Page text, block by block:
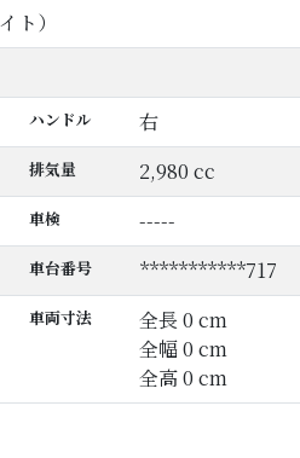
ト）
ハンドル 右
排気量 2,980 cc
車検 -----
車台番号 ***********717
車両寸法
全長 0 cm
全幅 0 cm
全高 0 cm